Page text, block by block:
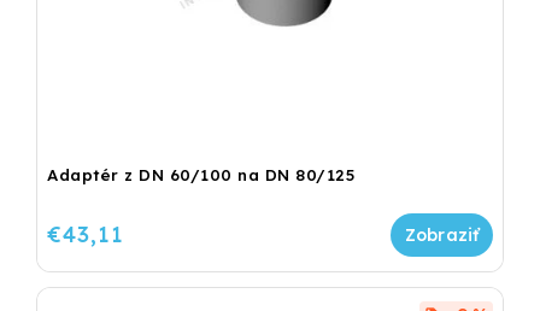
Adaptér z DN 60/100 na DN 80/125
€43,11